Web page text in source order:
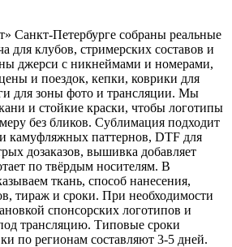
Санкт-Петербурге собраны реальные
для клубов, стримерских составов и
джерси с никнеймами и номерами,
и поездок, кепки, коврики для
для зоны фото и трансляции. Мы
и стойкие краски, чтобы логотипы
без бликов. Сублимация подходит
камуфляжных паттернов, DTF для
дозаказов, вышивка добавляет
по твёрдым носителям. В
ткань, способ нанесения,
тираж и сроки. При необходимости
спонсорских логотипов и
трансляцию. Типовые сроки
по регионам составляют 3-5 дней.